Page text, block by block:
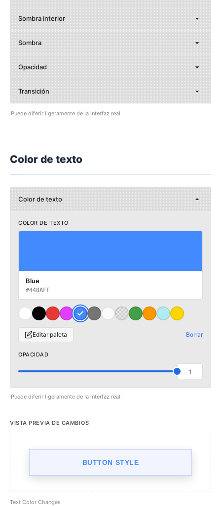
Sombra interior
Sombra
Opacidad
Transición
Puede diferir ligeramente de la interfaz real.
Color de texto
Color de texto
COLOR DE TEXTO
Blue
#448AFF
Editar paleta Borrar
OPACIDAD
1
Puede diferir ligeramente de la interfaz real.
VISTA PREVIA DE CAMBIOS
BUTTON STYLE
Text Color Changes